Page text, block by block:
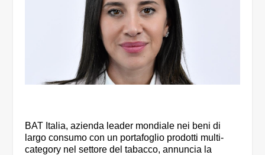
BAT Italia, azienda leader mondiale nei beni di
largo consumo con un portafoglio prodotti multi-
category nel settore del tabacco, annuncia la